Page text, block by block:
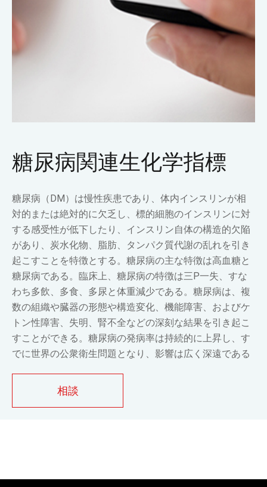
糖尿病関連生化学指標
糖尿病（DM）は慢性疾患であり、体内インスリンが相
対的または絶対的に欠乏し、標的細胞のインスリンに対
する感受性が低下したり、インスリン自体の構造的欠陥
があり、炭水化物、脂肪、タンパク質代謝の乱れを引き
起こすことを特徴とする。糖尿病の主な特徴は高血糖と
糖尿病である。臨床上、糖尿病の特徴は三P一失、すな
わち多飲、多食、多尿と体重減少である。糖尿病は、複
数の組織や臓器の形態や構造変化、機能障害、およびケ
トン性障害、失明、腎不全などの深刻な結果を引き起こ
すことができる。糖尿病の発病率は持続的に上昇し、す
でに世界の公衆衛生問題となり、影響は広く深遠である
相談